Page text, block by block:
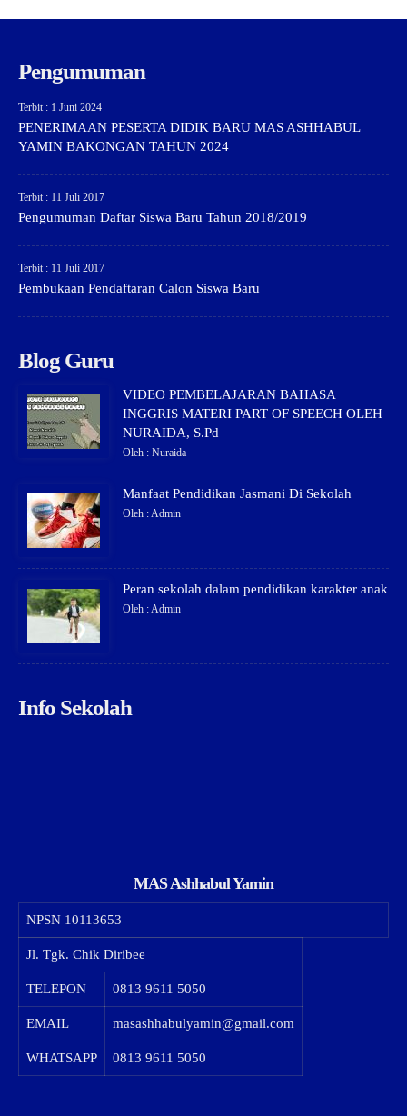
Pengumuman
Terbit : 1 Juni 2024
PENERIMAAN PESERTA DIDIK BARU MAS ASHHABUL
YAMIN BAKONGAN TAHUN 2024
Terbit : 11 Juli 2017
Pengumuman Daftar Siswa Baru Tahun 2018/2019
Terbit : 11 Juli 2017
Pembukaan Pendaftaran Calon Siswa Baru
Blog Guru
VIDEO PEMBELAJARAN BAHASA
INGGRIS MATERI PART OF SPEECH OLEH
NURAIDA, S.Pd
Oleh : Nuraida
Manfaat Pendidikan Jasmani Di Sekolah
Oleh : Admin
Peran sekolah dalam pendidikan karakter anak
Oleh : Admin
Info Sekolah
MAS Ashhabul Yamin
NPSN 10113653
Jl. Tgk. Chik Diribee
TELEPON 0813 9611 5050
EMAIL masashhabulyamin@gmail.com
WHATSAPP 0813 9611 5050